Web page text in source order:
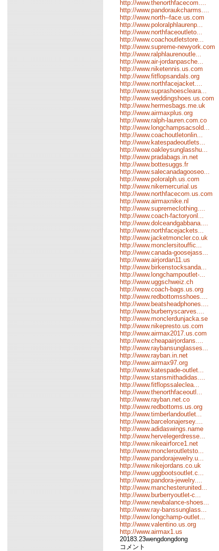
http://www.thenorthfacecom....
http://www.pandoraukcharms....
http://www.north--face.us.com
http://www.poloralphlaurenp...
http://www.northfaceoutleto...
http://www.coachoutletstore...
http://www.supreme-newyork.com
http://www.ralphlaurenoutle...
http://www.air-jordanpasche...
http://www.niketennis.us.com
http://www.fitflopsandals.org
http://www.northfacejacket....
http://www.suprashoescleara...
http://www.weddingshoes.us.com
http://www.hermesbags.me.uk
http://www.airmaxplus.org
http://www.ralph-lauren.com.co
http://www.longchampsacsold...
http://www.coachoutletonlin...
http://www.katespadeoutlets...
http://www.oakleysunglasshu...
http://www.pradabags.in.net
http://www.bottesuggs.fr
http://www.salecanadagooseo...
http://www.poloralph.us.com
http://www.nikemercurial.us
http://www.northfacecom.us.com
http://www.airmaxnike.nl
http://www.supremeclothing....
http://www.coach-factoryonl...
http://www.dolceandgabbana....
http://www.northfacejackets...
http://www.jacketmoncler.co.uk
http://www.monclersitouffic...
http://www.canada-goosejass...
http://www.airjordan11.us
http://www.birkenstocksanda...
http://www.longchampoutlet-...
http://www.uggschweiz.ch
http://www.coach-bags.us.org
http://www.redbottomsshoes....
http://www.beatsheadphones....
http://www.burberryscarves....
http://www.monclerdunjacka.se
http://www.nikepresto.us.com
http://www.airmax2017.us.com
http://www.cheapairjordans....
http://www.raybansunglasses...
http://www.rayban.in.net
http://www.airmax97.org
http://www.katespade-outlet...
http://www.stansmithadidas....
http://www.fitflopssaleclea...
http://www.thenorthfaceoutl...
http://www.rayban.net.co
http://www.redbottoms.us.org
http://www.timberlandoutlet...
http://www.barcelonajersey....
http://www.adidaswings.name
http://www.hervelegerdresse...
http://www.nikeairforce1.net
http://www.moncleroutletsto...
http://www.pandorajewelry.u...
http://www.nikejordans.co.uk
http://www.uggbootsoutlet.c...
http://www.pandora-jewelry....
http://www.manchesterunited...
http://www.burberryoutlet-c...
http://www.newbalance-shoes...
http://www.ray-banssunglass...
http://www.longchamp-outlet...
http://www.valentino.us.org
http://www.airmax1.us
20183.23wengdongdong
コメント